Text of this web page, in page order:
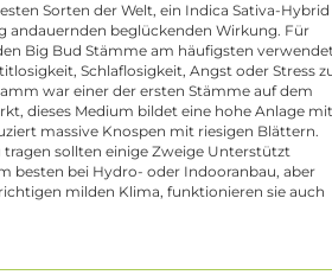
Sorten der Welt, ein Indica Sativa-Hybrid
andauernden beglückenden Wirkung. Für
Big Bud Stämme am häufigsten
Schlaflosigkeit, Angst oder Stress
war einer der ersten Stämme auf dem
dieses Medium bildet eine hohe Anlage mit
massive Knospen mit riesigen Blättern.
tragen sollten einige Zweige Unterstützt
besten bei Hydro- oder Indooranbau, aber
milden Klima, funktionieren sie auch